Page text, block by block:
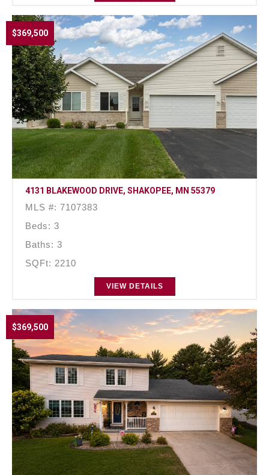
$369,500
4131 BLAKEWOOD DRIVE, SHAKOPEE, MN 55379
MLS #: 7107383
Beds: 3
Baths: 3
SQFt: 2210
VIEW DETAILS
$369,500